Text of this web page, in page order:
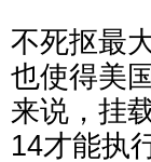
不死抠最
也使得美
来说，挂
14才能执